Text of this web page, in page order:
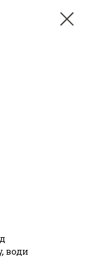
води